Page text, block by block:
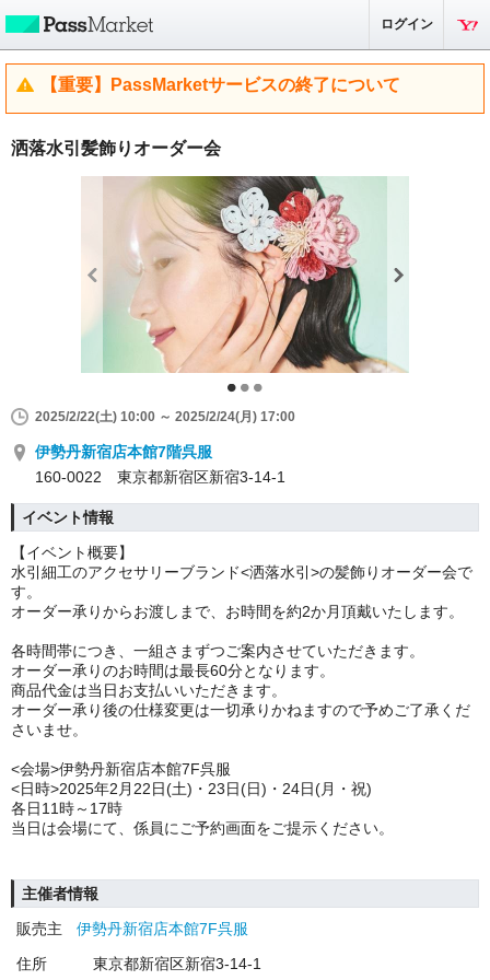
ログイン
【重要】PassMarketサービスの終了について
洒落水引髪飾りオーダー会
2025/2/22(土) 10:00 ～ 2025/2/24(月) 17:00
伊勢丹新宿店本館7階呉服
160-0022 東京都新宿区新宿3-14-1
イベント情報
【イベント概要】
水引細工のアクセサリーブランド<洒落水引>の髪飾りオーダー会で
す。
オーダー承りからお渡しまで、お時間を約2か月頂戴いたします。
各時間帯につき、一組さまずつご案内させていただきます。
オーダー承りのお時間は最長60分となります。
商品代金は当日お支払いいただきます。
オーダー承り後の仕様変更は一切承りかねますので予めご了承くだ
さいませ。
<会場>伊勢丹新宿店本館7F呉服
<日時>2025年2月22日(土)・23日(日)・24日(月・祝)
各日11時～17時
当日は会場にて、係員にご予約画面をご提示ください。
主催者情報
販売主
伊勢丹新宿店本館7F呉服
住所
東京都新宿区新宿3-14-1